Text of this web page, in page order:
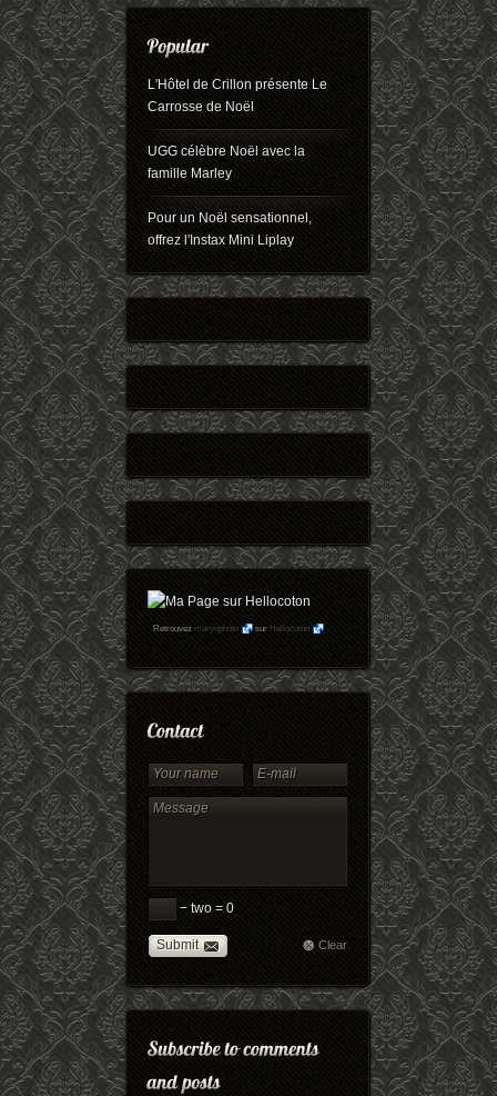
L'Hôtel de Crillon présente Le
Carrosse de Noël
UGG célèbre Noël avec la
famille Marley
Pour un Noël sensationnel,
offrez l'Instax Mini Liplay
Retrouvezmaryophoto surHellocoton
− two = 0
Submit Clear